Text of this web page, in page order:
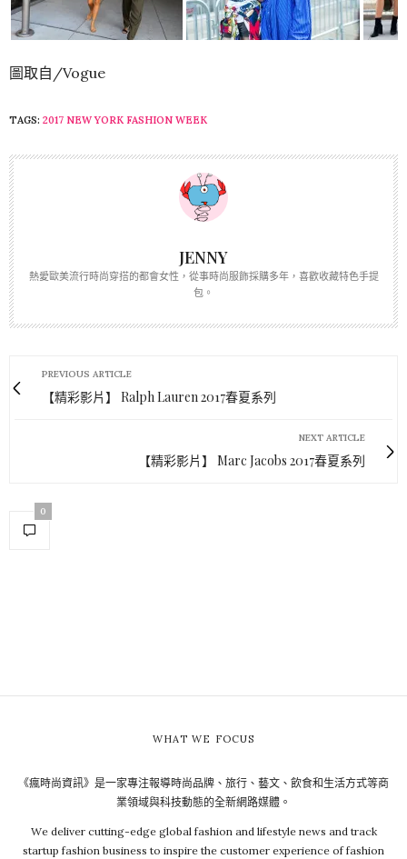
圖取自/Vogue
TAGS: 2017 NEW YORK FASHION WEEK
JENNY
熱愛歐美流行時尚穿搭的都會女性，從事時尚服飾採購多年，喜歡收藏特色手提
包。
PREVIOUS ARTICLE
【精彩影片】 Ralph Lauren 2017春夏系列
NEXT ARTICLE
【精彩影片】 Marc Jacobs 2017春夏系列
0
WHAT WE FOCUS
《瘋時尚資訊》是一家專注報導時尚品牌、旅行、藝文、飲食和生活方式等商
業領域與科技動態的全新網路媒體。
We deliver cutting-edge global fashion and lifestyle news and track
startup fashion business to inspire the customer experience of fashion